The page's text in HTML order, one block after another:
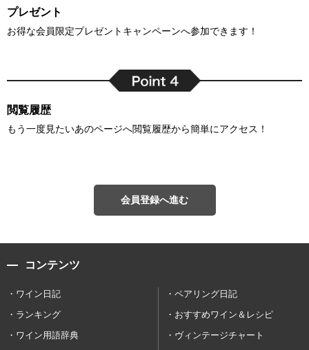
プレゼント
お得な会員限定プレゼントキャンペーンへ参加できます！
閲覧履歴
もう一度見たいあのページへ閲覧履歴から簡単にアクセス！
会員登録へ進む
コンテンツ
ワイン日記
ペアリング日記
ランキング
おすすめワイン＆レシピ
ワイン用語辞典
ヴィンテージチャート